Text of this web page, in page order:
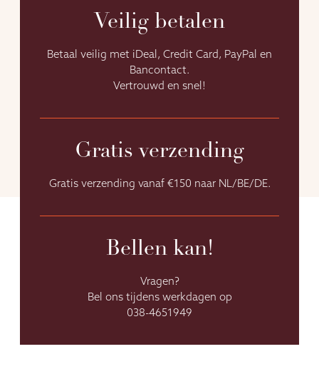
Veilig betalen
Betaal veilig met iDeal, Credit Card, PayPal en
Bancontact.
Vertrouwd en snel!
Gratis verzending
Gratis verzending vanaf €150 naar NL/BE/DE.
Bellen kan!
Vragen?
Bel ons tijdens werkdagen op
038-4651949